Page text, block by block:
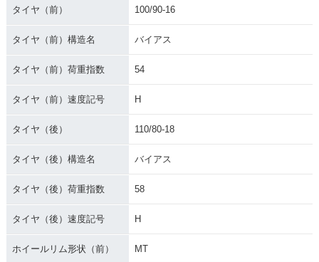
タイヤ（前） 100/90-16
タイヤ（前）構造名 バイアス
タイヤ（前）荷重指数 54
タイヤ（前）速度記号 H
タイヤ（後） 110/80-18
タイヤ（後）構造名 バイアス
タイヤ（後）荷重指数 58
タイヤ（後）速度記号 H
ホイールリム形状（前） MT